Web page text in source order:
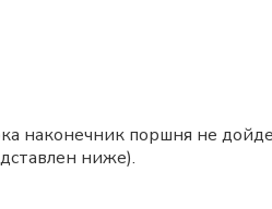
наконечник поршня не
ниже).